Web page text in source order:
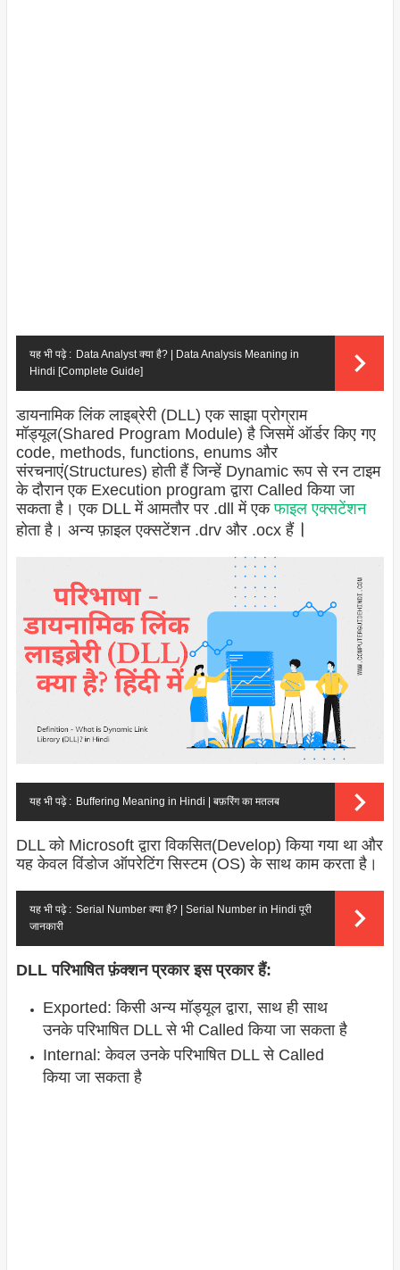
यह भी पढ़े : Data Analyst क्या है? | Data Analysis Meaning in
Hindi [Complete Guide]
डायनामिक लिंक लाइब्रेरी (DLL) एक साझा प्रोग्राम
मॉड्यूल(Shared Program Module) है जिसमें ऑर्डर किए गए
code, methods, functions, enums और
संरचनाएं(Structures) होती हैं जिन्हें Dynamic रूप से रन टाइम
के दौरान एक Execution program द्वारा Called किया जा
सकता है। एक DLL में आमतौर पर .dll में एकफाइल एक्सटेंशन
होता है। अन्य फ़ाइल एक्सटेंशन .drv और .ocx हैं।
यह भी पढ़े : Buffering Meaning in Hindi | बफ़रिंग का मतलब
DLL को Microsoft द्वारा विकसित(Develop) किया गया था और
यह केवल विंडोज ऑपरेटिंग सिस्टम (OS) के साथ काम करता है।
यह भी पढ़े : Serial Number क्या है? | Serial Number in Hindi पूरी
जानकारी
DLL परिभाषित फ़ंक्शन प्रकार इस प्रकार हैं:
Exported: किसी अन्य मॉड्यूल द्वारा, साथ ही साथ
उनके परिभाषित DLL से भी Called किया जा सकता है
Internal: केवल उनके परिभाषित DLL से Called
किया जा सकता है